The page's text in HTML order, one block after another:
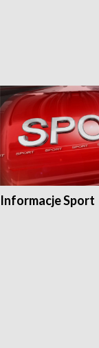
Informacje Sport